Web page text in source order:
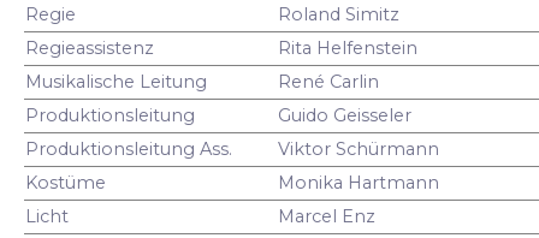
Regie
Roland Simitz
Regieassistenz
Rita Helfenstein
Musikalische Leitung
René Carlin
Produktionsleitung
Guido Geisseler
Produktionsleitung Ass.
Viktor Schürmann
Kostüme
Monika Hartmann
Licht
Marcel Enz